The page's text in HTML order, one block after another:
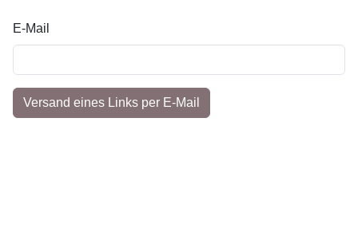
E-Mail
Versand eines Links per E-Mail